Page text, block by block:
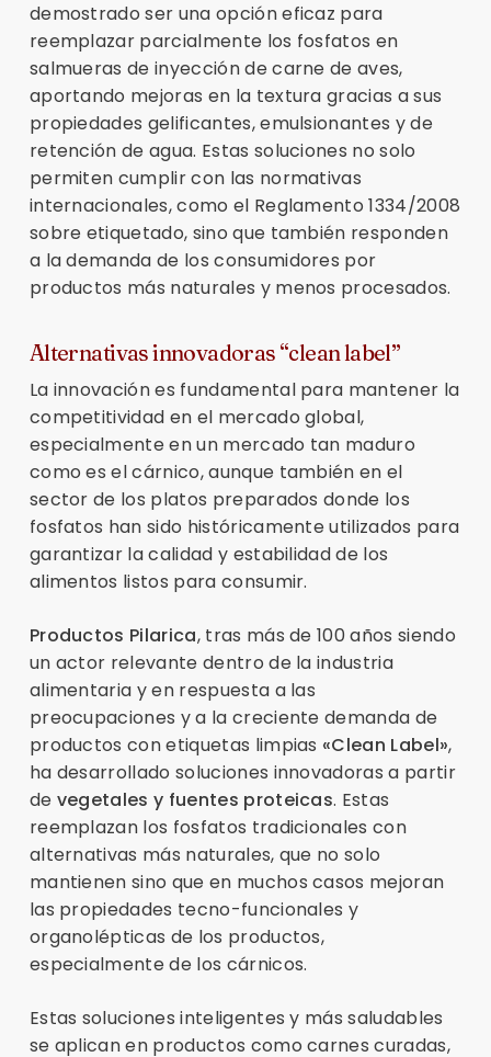
demostrado ser una opción eficaz para
reemplazar parcialmente los fosfatos en
salmueras de inyección de carne de aves,
aportando mejoras en la textura gracias a sus
propiedades gelificantes, emulsionantes y de
retención de agua. Estas soluciones no solo
permiten cumplir con las normativas
internacionales, como el Reglamento 1334/2008
sobre etiquetado, sino que también responden
a la demanda de los consumidores por
productos más naturales y menos procesados.
Alternativas innovadoras “clean label”
La innovación es fundamental para mantener la
competitividad en el mercado global,
especialmente en un mercado tan maduro
como es el cárnico, aunque también en el
sector de los platos preparados donde los
fosfatos han sido históricamente utilizados para
garantizar la calidad y estabilidad de los
alimentos listos para consumir.
Productos Pilarica, tras más de 100 años siendo
un actor relevante dentro de la industria
alimentaria y en respuesta a las
preocupaciones y a la creciente demanda de
productos con etiquetas limpias «Clean Label»,
ha desarrollado soluciones innovadoras a partir
de vegetales y fuentes proteicas. Estas
reemplazan los fosfatos tradicionales con
alternativas más naturales, que no solo
mantienen sino que en muchos casos mejoran
las propiedades tecno-funcionales y
organolépticas de los productos,
especialmente de los cárnicos.
Estas soluciones inteligentes y más saludables
se aplican en productos como carnes curadas,